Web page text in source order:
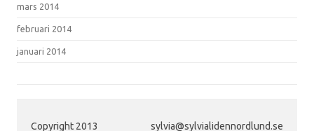
mars 2014
februari 2014
januari 2014
Copyright 2013 sylvia@sylvialidennordlund.se